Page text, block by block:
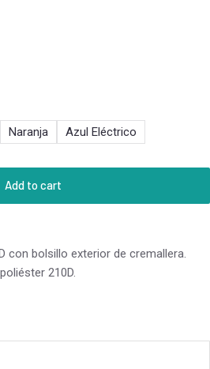
Naranja Azul Eléctrico
Add to cart
con bolsillo exterior de cremallera.
210D.